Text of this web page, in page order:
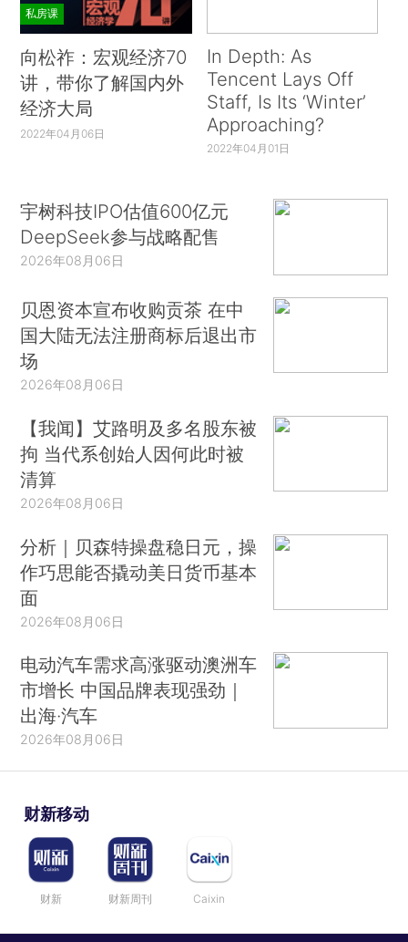
私房课
向松祚：宏观经济70
讲，带你了解国内外
经济大局
2022年04月06日
In Depth: As
Tencent Lays Off
Staff, Is Its ‘Winter’
Approaching?
2022年04月01日
宇树科技IPO估值600亿元
DeepSeek参与战略配售
2026年08月06日
贝恩资本宣布收购贡茶 在中
国大陆无法注册商标后退出市
场
2026年08月06日
【我闻】艾路明及多名股东被
拘 当代系创始人因何此时被
清算
2026年08月06日
分析｜贝森特操盘稳日元，操
作巧思能否撬动美日货币基本
面
2026年08月06日
电动汽车需求高涨驱动澳洲车
市增长 中国品牌表现强劲｜
出海·汽车
2026年08月06日
财新移动
财新 财新周刊 Caixin